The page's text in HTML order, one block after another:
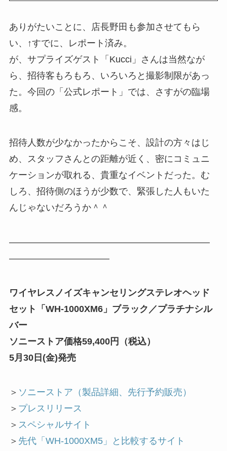
ありがたいことに、店長野田も参加させてもら
い、↑すでに、レポート済み。
が、サプライズゲスト「Kucci」さんは当然なが
ら、招待客もろもろ、いろいろと撮影制限があっ
た。今回の「公式レポート」では、さすがの臨場
感。
招待人数が少なかったからこそ、設計の方々はじ
め、スタッフさんとの距離が近く、密にコミュニ
ケーションが取れる、貴重なイベントだった。む
しろ、招待側のほうが少数で、緊張した人もいた
んじゃないだろうか＾＾
——————————————————————
———————————
ワイヤレスノイズキャンセリングステレオヘッド
セット「WH-1000XM6」ブラック／プラチナシル
バー
ソニーストア価格59,400円（税込）
5月30日(金)発売
＞ ソニーストア（製品詳細、先行予約販売）
＞ プレスリリース
＞ スペシャルサイト
＞ 先代「WH-1000XM5」と比較するサイト